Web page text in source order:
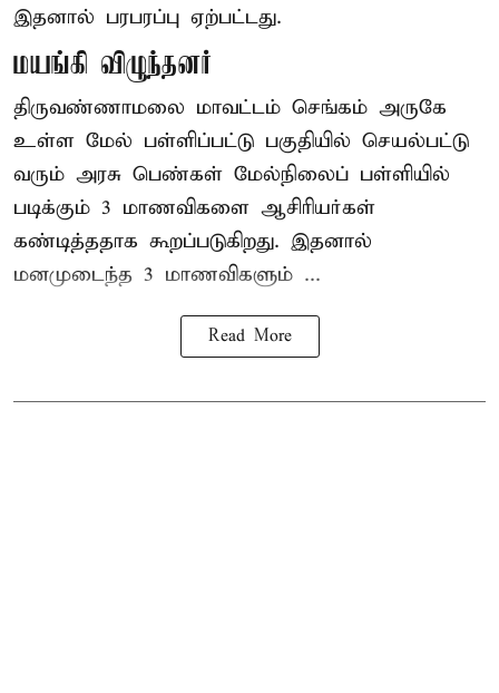
இதனால் பரபரப்பு ஏற்பட்டது.
மயங்கி விழுந்தனர்
திருவண்ணாமலை மாவட்டம் செங்கம் அருகே
உள்ள மேல் பள்ளிப்பட்டு பகுதியில் செயல்பட்டு
வரும் அரசு பெண்கள் மேல்நிலைப் பள்ளியில்
படிக்கும் 3 மாணவிகளை ஆசிரியர்கள்
கண்டித்ததாக கூறப்படுகிறது. இதனால்
மனமுடைந்த 3 மாணவிகளும் ...
Read More